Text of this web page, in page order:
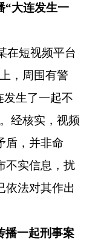
“大连发生一
短视频平台
，周围有警
发生了一起不
经核实，视频
盾，并非命
不实信息，扰
依法对其作出
播一起刑事案